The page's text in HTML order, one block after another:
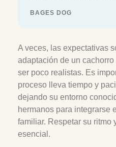
BAGES DOG
A veces, las expectativas
adaptación de un
ser poco realistas. Es
proceso lleva tiempo y
dejando su entorno
hermanos para integrarse
familiar. Respetar su ritmo
esencial.